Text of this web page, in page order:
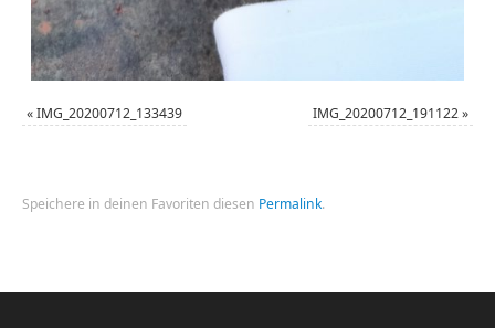
«IMG_20200712_133439 IMG_20200712_191122»
Speichere in deinen Favoriten diesen Permalink.